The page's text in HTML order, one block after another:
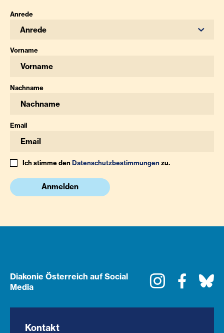
Anrede
Anrede
Vorname
Nachname
Email
Ich stimme denDatenschutzbestimmungenzu.
Anmelden
Diakonie Österreich auf Social
Media
Instagram
Kontakt